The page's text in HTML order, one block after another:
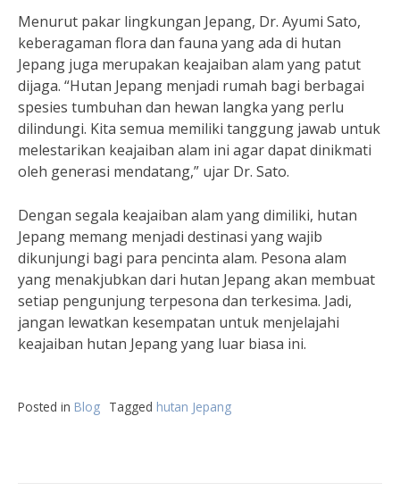
Menurut pakar lingkungan Jepang, Dr. Ayumi Sato,
keberagaman flora dan fauna yang ada di hutan
Jepang juga merupakan keajaiban alam yang patut
dijaga. “Hutan Jepang menjadi rumah bagi berbagai
spesies tumbuhan dan hewan langka yang perlu
dilindungi. Kita semua memiliki tanggung jawab untuk
melestarikan keajaiban alam ini agar dapat dinikmati
oleh generasi mendatang,” ujar Dr. Sato.
Dengan segala keajaiban alam yang dimiliki, hutan
Jepang memang menjadi destinasi yang wajib
dikunjungi bagi para pencinta alam. Pesona alam
yang menakjubkan dari hutan Jepang akan membuat
setiap pengunjung terpesona dan terkesima. Jadi,
jangan lewatkan kesempatan untuk menjelajahi
keajaiban hutan Jepang yang luar biasa ini.
Posted in Blog Tagged hutan Jepang